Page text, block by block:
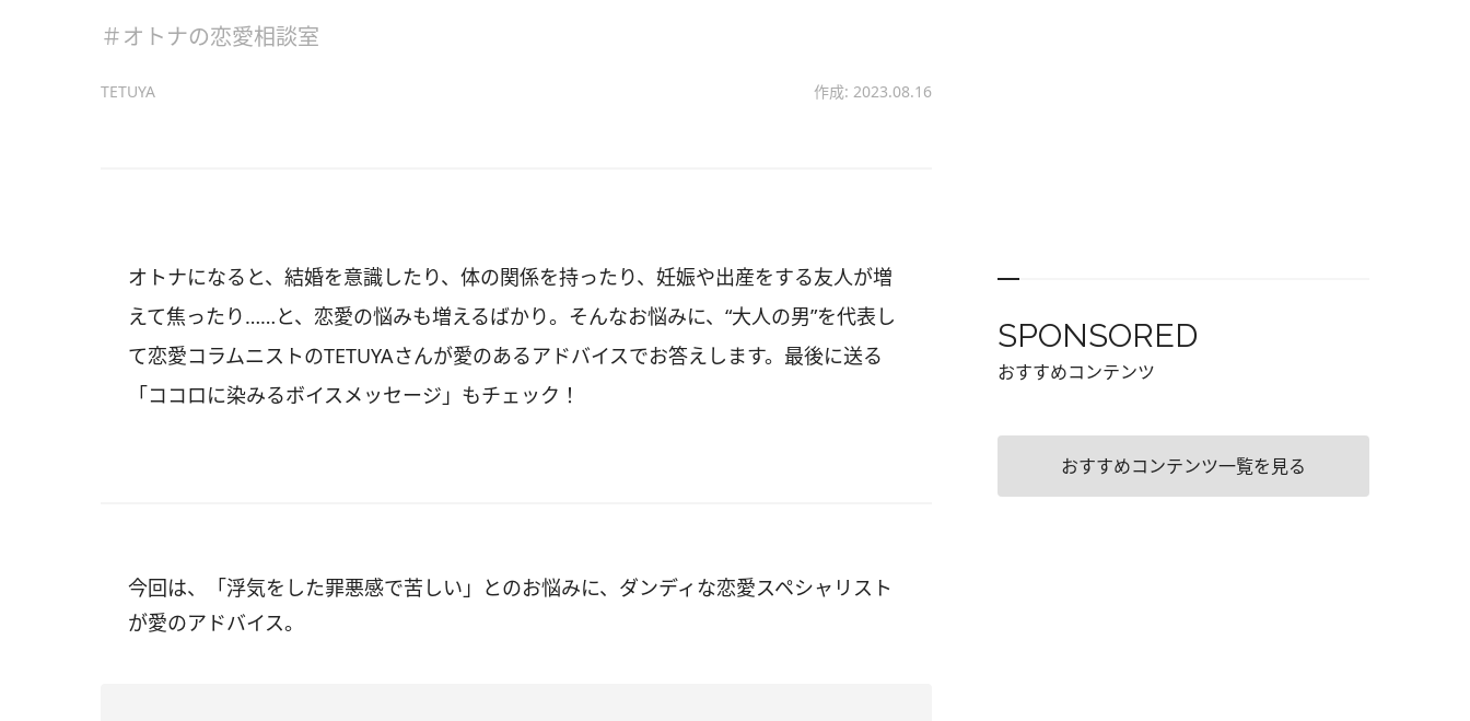
＃オトナの恋愛相談室
TETUYA 作成: 2023.08.16
オトナになると、結婚を意識したり、体の関係を持ったり、妊娠や出産をする友人が増
えて焦ったり……と、恋愛の悩みも増えるばかり。そんなお悩みに、“大人の男”を代表し
て恋愛コラムニストのTETUYAさんが愛のあるアドバイスでお答えします。最後に送る
「ココロに染みるボイスメッセージ」もチェック！
今回は、「浮気をした罪悪感で苦しい」とのお悩みに、ダンディな恋愛スペシャリスト
が愛のアドバイス。
SPONSORED
おすすめコンテンツ
おすすめコンテンツ一覧を見る